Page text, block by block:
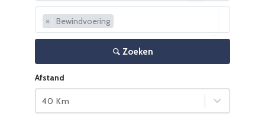
× Bewindvoering
Zoeken
Afstand
40 Km